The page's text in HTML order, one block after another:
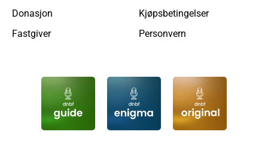
Donasjon
Fastgiver
Kjøpsbetingelser
Personvern